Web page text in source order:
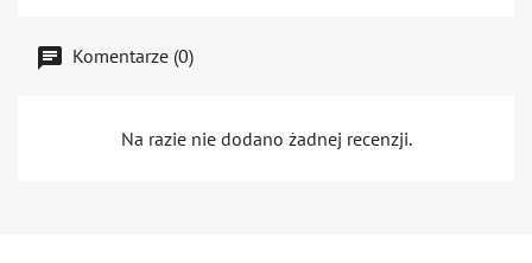
Komentarze (0)
Na razie nie dodano żadnej recenzji.